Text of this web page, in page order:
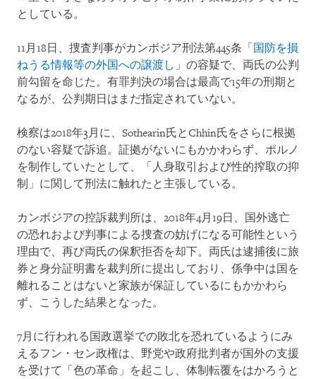
としている。
11月18日、捜査判事がカンボジア刑法第445条「 国防を損
ねうる情報等の外国への譲渡し 」の容疑で、両氏の公判
前勾留を命じた。有罪判決の場合は最高で15年の刑期と
なるが、公判期日はまだ指定されていない。
検察は2018年3月に、Sothearin氏とChhin氏をさらに根拠
のない容疑で訴追。証拠がないにもかかわらず、ポルノ
を制作していたとして、「人身取引および性的搾取の抑
制」に関して刑法に触れたと主張している。
カンボジアの控訴裁判所は、2018年4月19日、国外逃亡
の恐れおよび判事による捜査の妨げになる可能性という
理由で、再び両氏の保釈拒否を却下。両氏は逮捕後に旅
券と身分証明書を裁判所に提出しており、係争中は国を
離れることはないと家族が保証しているにもかかわら
ず、こうした結果となった。
7月に行われる国政選挙での敗北を恐れているようにみ
えるフン・セン政権は、野党や政府批判者が国外の支援
を受けて「色の革命」を起こし、体制転覆をはかろうと